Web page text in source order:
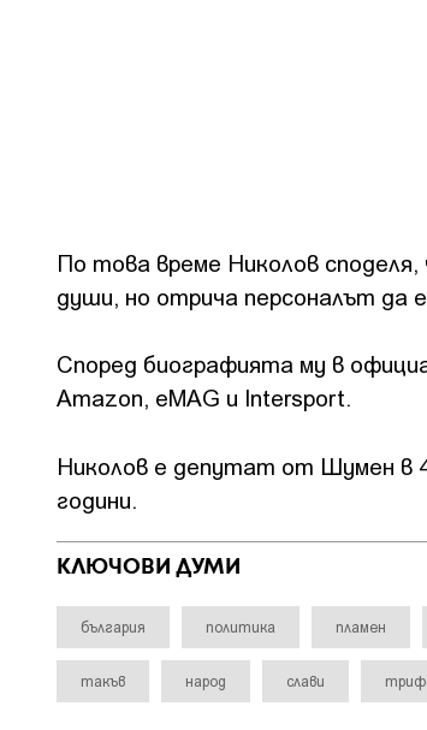
По това време Николов
души, но отрича персоналът да
Според биографията му в
Amazon, eMAG и Intersport.
Николов е депутат от Шумен в
години.
КЛЮЧОВИ ДУМИ
българия политика пламен
такъв народ слави